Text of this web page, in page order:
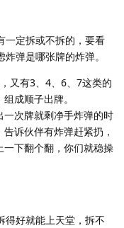
一定拆或不拆的，要看
弹是哪张牌的炸弹。
又有3、4、6、7这类的
成顺子出牌。
一次牌就剩净手炸弹的时
诉伙伴有炸弹赶紧扔，
下翻个翻，你们就稳操
得好就能上天堂，拆不